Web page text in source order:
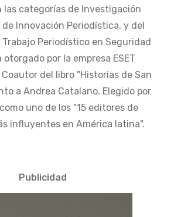
las categorías de Investigación
Innovación Periodística, y del
Trabajo Periodístico en Seguridad
por la empresa ESET
del libro "Historias de San
a Andrea Catalano. Elegido por
uno de los "15 editores de
influyentes en América latina".
Publicidad